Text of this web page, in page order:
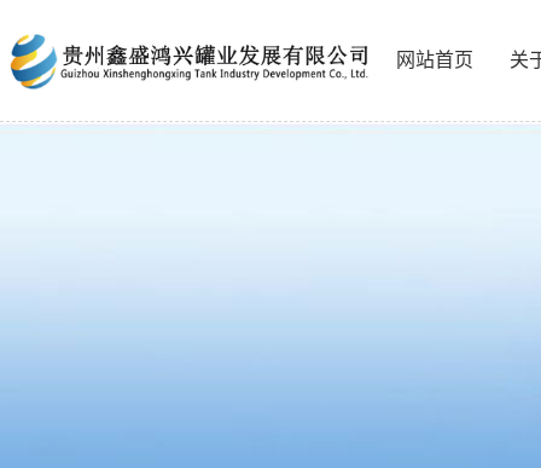
网站首页 关